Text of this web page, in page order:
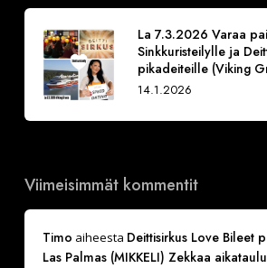
La 7.3.2026 Varaa
Sinkkuristeilylle ja
pikadeiteille (Viking
14.1.2026
Viimeisimmät kommentit
Timo aiheesta Deittisirkus Love Bileet
Las Palmas (MIKKELI) Zekkaa